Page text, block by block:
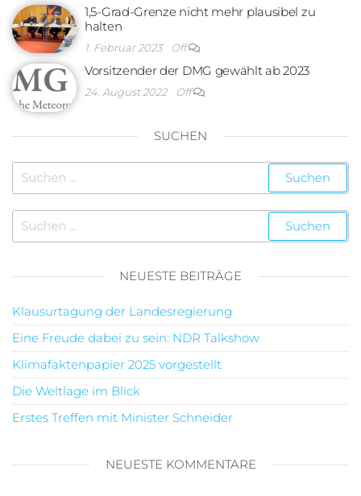
1,5-Grad-Grenze nicht mehr plausibel zu
halten
1. Februar 2023 Off
Vorsitzender der DMG gewählt ab 2023
24. August 2022 Off
SUCHEN
NEUESTE BEITRÄGE
Klausurtagung der Landesregierung
Eine Freude dabei zu sein: NDR Talkshow
Klimafaktenpapier 2025 vorgestellt
Die Weltlage im Blick
Erstes Treffen mit Minister Schneider
NEUESTE KOMMENTARE